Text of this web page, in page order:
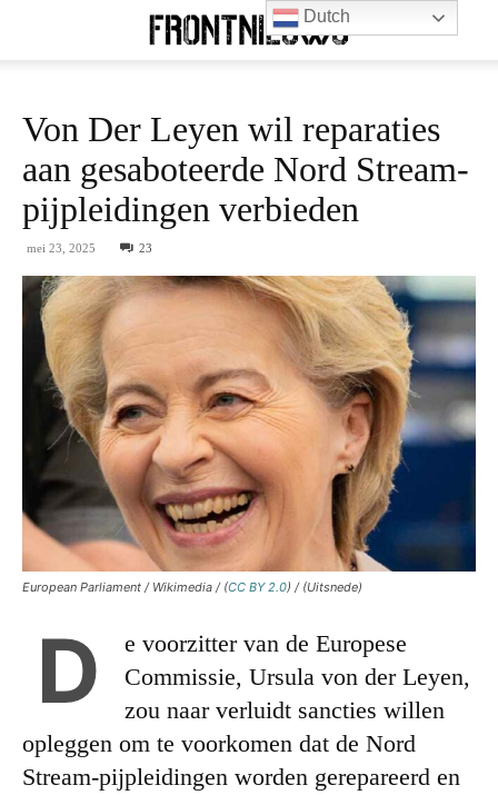
Von Der Leyen wil reparaties
aan gesaboteerde Nord Stream-
pijpleidingen verbieden
mei 23, 2025 23
European Parliament / Wikimedia / (CC BY 2.0) / (Uitsnede)
D
e voorzitter van de Europese
Commissie, Ursula von der Leyen,
zou naar verluidt sancties willen
opleggen om te voorkomen dat de Nord
Stream-pijpleidingen worden gerepareerd en
Dutch